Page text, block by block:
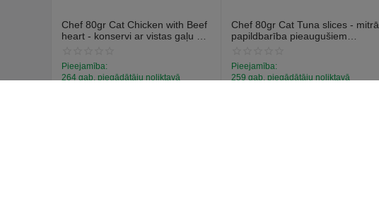
Chef 80gr Cat Chicken with Beef
heart - konservi ar vistas gaļu un
Pieejamība:
264 gab. piegādātāju noliktavā
Chef 80gr Cat Tuna slices - mitrā
papildbarība pieaugušiem
Pieejamība:
259 gab. piegādātāju noliktavā